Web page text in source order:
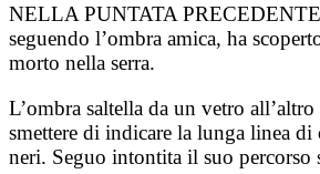
NELLA PUNTATA
seguendo l’ombra amica, ha
morto nella serra.
L’ombra saltella da un vetro
smettere di indicare la lunga linea
neri. Seguo intontita il suo percorso